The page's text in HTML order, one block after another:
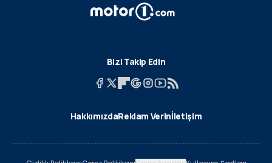
Bizi Takip Edin
HakkımızdaReklam Verinİletişim